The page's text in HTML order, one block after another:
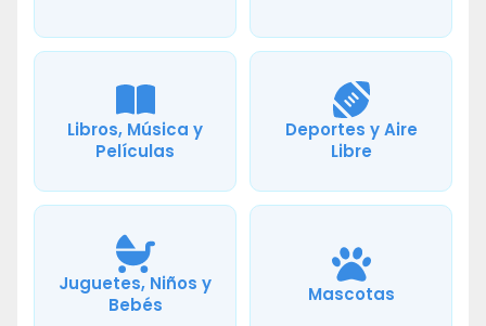
Libros, Música y
Películas
Deportes y Aire
Libre
Juguetes, Niños y
Bebés
Mascotas